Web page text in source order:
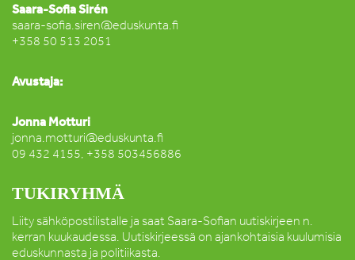
Saara-Sofia Sirén
saara-sofia.siren@eduskunta.fi
+358 50 513 2051
Avustaja:
Jonna Motturi
jonna.motturi@eduskunta.fi
09 432 4155, +358 503456886
TUKIRYHMÄ
Liity sähköpostilistalle ja saat Saara-Sofian uutiskirjeen n.
kerran kuukaudessa. Uutiskirjeessä on ajankohtaisia kuulumisia
eduskunnasta ja politiikasta.